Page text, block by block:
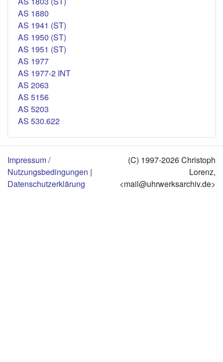
AS 1880
AS 1941 (ST)
AS 1950 (ST)
AS 1951 (ST)
AS 1977
AS 1977-2 INT
AS 2063
AS 5156
AS 5203
AS 530.622
Impressum /
Nutzungsbedingungen |
Datenschutzerklärung
(C) 1997-2026 Christoph
Lorenz,
<mail@uhrwerksarchiv.de>